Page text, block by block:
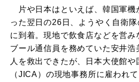
片や日本はといえば、韓国軍機
った翌日の26日、ようやく自衛
に到着。現地で飲食店などを営み
ブール通信員を務めていた安井浩
人を救出できたが、日本大使館や
（JICA）の現地事務所に雇われ